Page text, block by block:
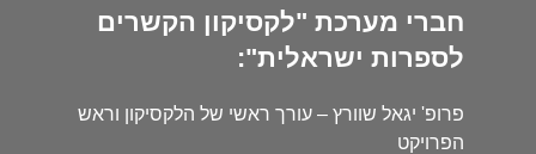
חברי מערכת "לקסיקון הקשרים
לספרות ישראלית":
פרופ' יגאל שוורץ – עורך ראשי של הלקסיקון וראש
הפרויקט